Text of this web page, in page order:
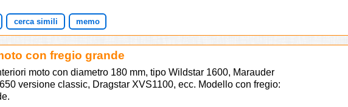
cerca simili memo
con fregio grande
moto con diametro 180 mm, tipo Wildstar 1600, Marauder
versione classic, Dragstar XVS1100, ecc. Modello con fregio: